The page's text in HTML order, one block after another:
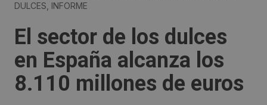
DULCES, INFORME
El sector de los dulces
en España alcanza los
8.110 millones de euros